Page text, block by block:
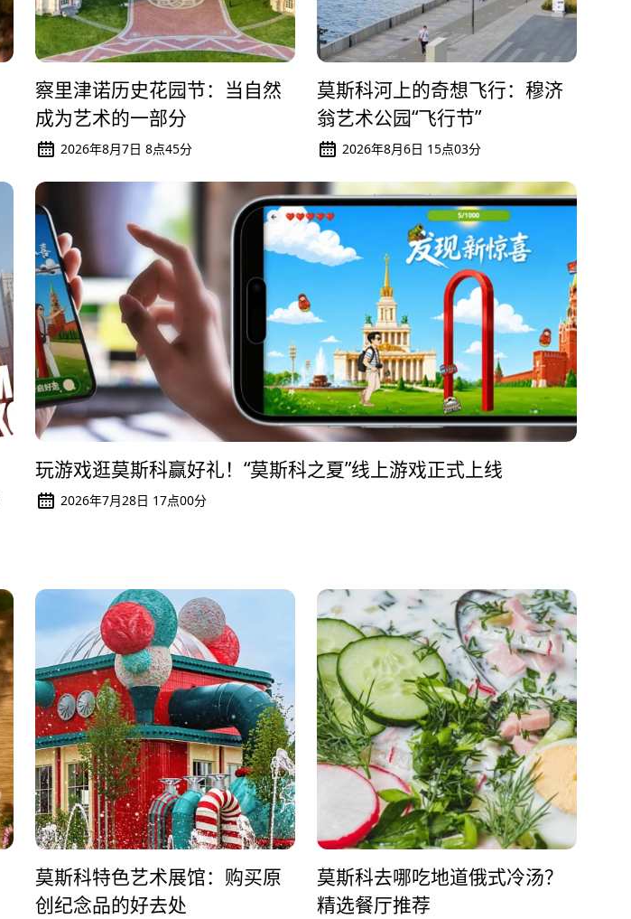
察里津诺历史花园节：当自然
成为艺术的一部分
2026年8月7日 8点45分
莫斯科河上的奇想飞行：穆济
翁艺术公园“飞行节”
2026年8月6日 15点03分
玩游戏逛莫斯科赢好礼！“莫斯科之夏”线上游戏正式上线
2026年7月28日 17点00分
莫斯科特色艺术展馆：购买原
创纪念品的好去处
莫斯科去哪吃地道俄式冷汤？
精选餐厅推荐